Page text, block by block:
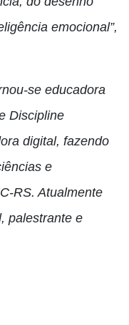
emocional”,
se educadora
Discipline
digital, fazendo
e
RS. Atualmente
palestrante e